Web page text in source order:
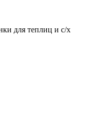
для теплиц и с/х